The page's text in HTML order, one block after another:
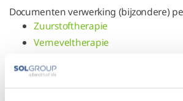
Documenten verwerking (bijzondere)
Zuurstoftherapie
Verneveltherapie
Uitzuigtherapie